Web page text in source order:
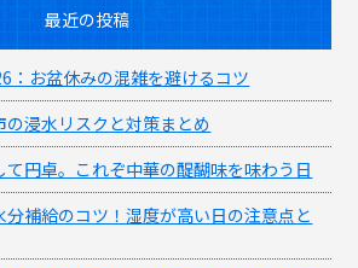
最近の投稿
：お盆休みの混雑を避けるコツ
浸水リスクと対策まとめ
円卓。これぞ中華の醍醐味を味わう日
補給のコツ！湿度が高い日の注意点と